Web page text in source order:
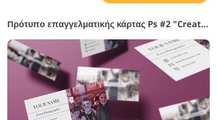
Πρότυπο επαγγελματικής κάρτας Ps #2 "Creative Search"